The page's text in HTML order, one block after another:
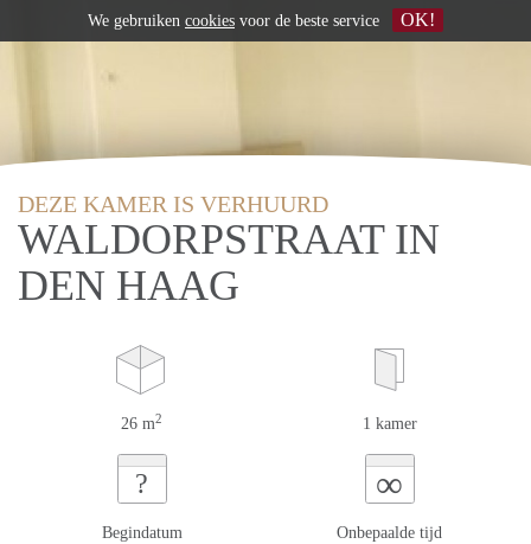
DEZE KAMER IS VERHUURD
WALDORPSTRAAT IN
DEN HAAG
26 m2 1 kamer
?
Begindatum
∞
Onbepaalde tijd
We gebruiken cookies voor de beste service OK!